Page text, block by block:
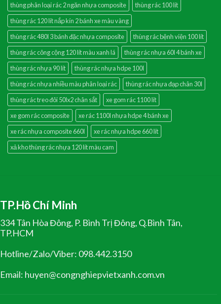
thùng phân loại rác 2 ngăn nhựa composite
thùng rác 100 lít
thùng rác 120 lít nắp kín 2 bánh xe màu vàng
thùng rác 480l 3 bánh đặc nhựa composite
thùng rác bệnh viện 100 lít
thùng rác công cộng 120 lít màu xanh lá
thùng rác nhựa 60l 4 bánh xe
thùng rác nhựa 90 lít
thùng rác nhựa hdpe 100l
thùng rác nhựa nhiều màu phân loại rác
thùng rác nhựa đạp chân 30l
thùng rác treo đôi 50lx2 chân sắt
xe gom rác 1100 lít
xe gom rác composite
xe rác 1100l nhựa hdpe 4 bánh xe
xe rác nhựa composite 660l
xe rác nhựa hdpe 660 lít
xả kho thùng rác nhựa 120 lít màu cam
TP.Hồ Chí Minh
334 Tân Hòa Đông, P. Bình Trị Đông, Q.Bình Tân,
TP.HCM
Hotline/Zalo/Viber: 098.442.3150
Email: huyen@congnghiepvietxanh.com.vn